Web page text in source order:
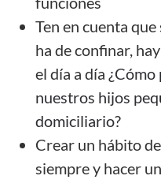
Ten en cuenta
ha de confinar,
el día a día ¿Cómo
nuestros hijos
domiciliario?
Crear un hábito
siempre y hacer